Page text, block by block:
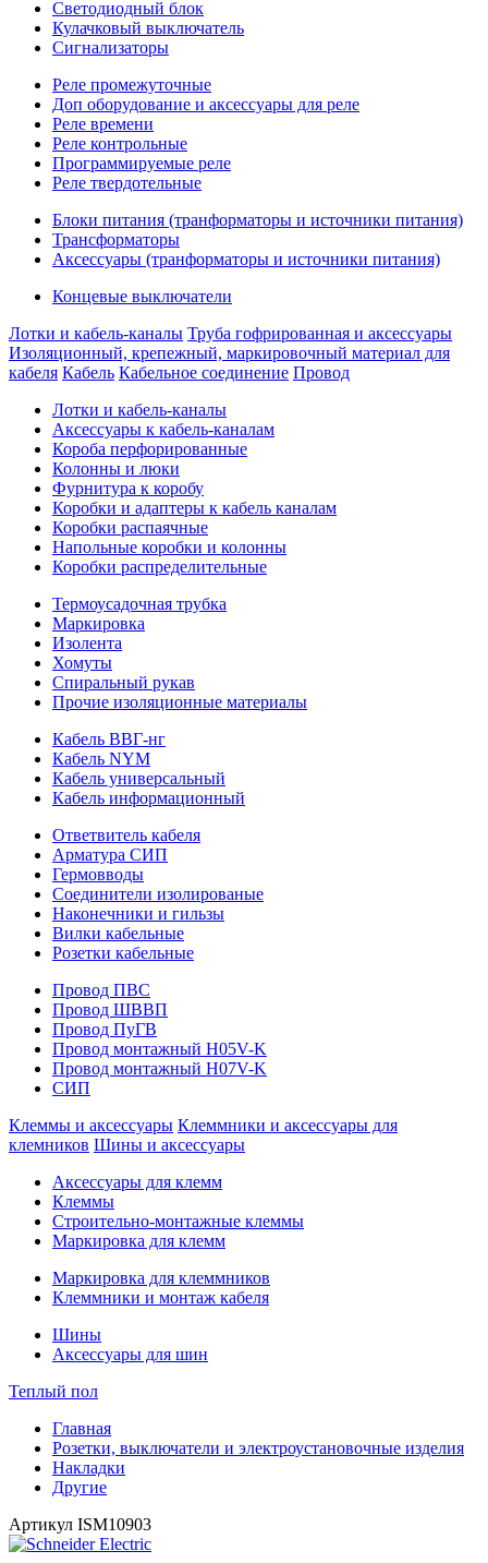
Светодиодный блок
Кулачковый выключатель
Сигнализаторы
Реле промежуточные
Доп оборудование и аксессуары для реле
Реле времени
Реле контрольные
Программируемые реле
Реле твердотельные
Блоки питания (транформаторы и источники питания)
Трансформаторы
Аксессуары (транформаторы и источники питания)
Концевые выключатели
Лотки и кабель-каналы Труба гофрированная и аксессуары
Изоляционный, крепежный, маркировочный материал для
кабеля Кабель Кабельное соединение Провод
Лотки и кабель-каналы
Аксессуары к кабель-каналам
Короба перфорированные
Колонны и люки
Фурнитура к коробу
Коробки и адаптеры к кабель каналам
Коробки распаячные
Напольные коробки и колонны
Коробки распределительные
Термоусадочная трубка
Маркировка
Изолента
Хомуты
Спиральный рукав
Прочие изоляционные материалы
Кабель ВВГ-нг
Кабель NYM
Кабель универсальный
Кабель информационный
Ответвитель кабеля
Арматура СИП
Гермовводы
Соединители изолированые
Наконечники и гильзы
Вилки кабельные
Розетки кабельные
Провод ПВС
Провод ШВВП
Провод ПуГВ
Провод монтажный H05V-K
Провод монтажный H07V-K
СИП
Клеммы и аксессуары Клеммники и аксессуары для
клемников Шины и аксессуары
Аксессуары для клемм
Клеммы
Строительно-монтажные клеммы
Маркировка для клемм
Маркировка для клеммников
Клеммники и монтаж кабеля
Шины
Аксессуары для шин
Теплый пол
Главная
Розетки, выключатели и электроустановочные изделия
Накладки
Другие
Артикул ISM10903